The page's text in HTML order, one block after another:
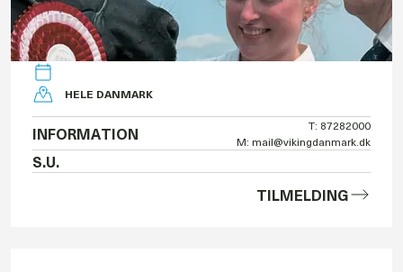
HELE DANMARK
INFORMATION
T: 87282000
M: mail@vikingdanmark.dk
S.U.
TILMELDING